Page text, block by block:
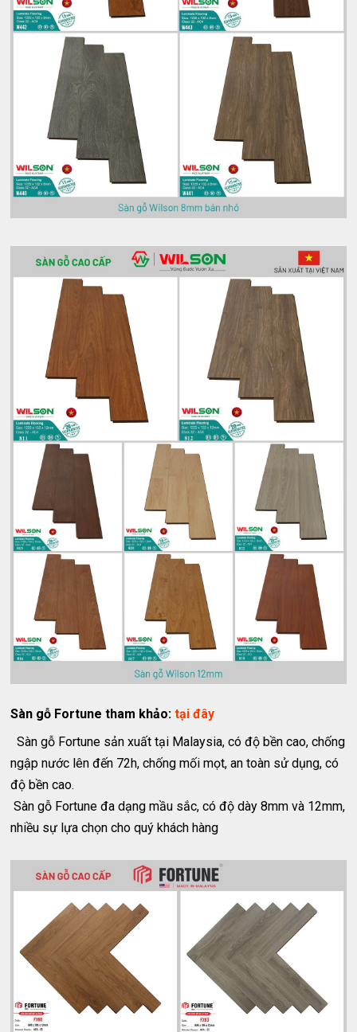
Sàn gỗ Fortune tham khảo: tại đây
Sàn gỗ Fortune sản xuất tại Malaysia, có độ bền cao, chống
ngập nước lên đến 72h, chống mối mọt, an toàn sử dụng, có
độ bền cao.
Sàn gỗ Fortune đa dạng mầu sắc, có độ dày 8mm và 12mm,
nhiều sự lựa chọn cho quý khách hàng